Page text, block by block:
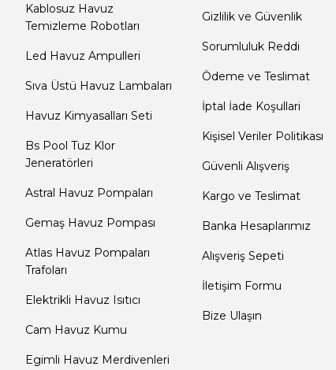
Pompa
Dezenfeksiyon
Güvenlik
Kablosuz Havuz
Temizleme Robotları
Led Havuz Ampulleri
Sıva Üstü Havuz Lambaları
Havuz Kimyasalları Seti
Bs Pool Tuz Klor
Jeneratörleri
Astral Havuz Pompaları
Gemaş Havuz Pompası
Atlas Havuz Pompaları
Trafoları
Elektrikli Havuz Isıtıcı
Cam Havuz Kumu
Egimli Havuz Merdivenleri
Gizlilik ve Güvenlik
Sorumluluk Reddi
Ödeme ve Teslimat
İptal İade Koşullari
Kişisel Veriler Politikası
Güvenli Alışveriş
Kargo ve Teslimat
Banka Hesaplarımız
Alışveriş Sepeti
İletişim Formu
Bize Ulaşın